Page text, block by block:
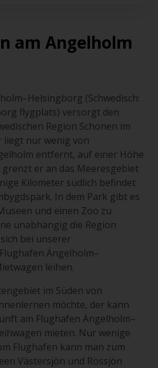
am Angelholm
(Schwedisch:
flygplats) versorgt den
Region Schonen im
liegt nur wenig von
entfernt, auf einer Höhe
grenzt er an das Meeresgebiet
Kilometer südlich befindet
In dem Park gibt es
und einen Zoo zu
unabhängig die Region
bei unserer
Ängelholm–
leihen.
im Süden von
möchte, der kann
am Flughafen Ängelholm–
mieten. Nur wenige
Flughafen kann man zum
Västersjön und Rössjön